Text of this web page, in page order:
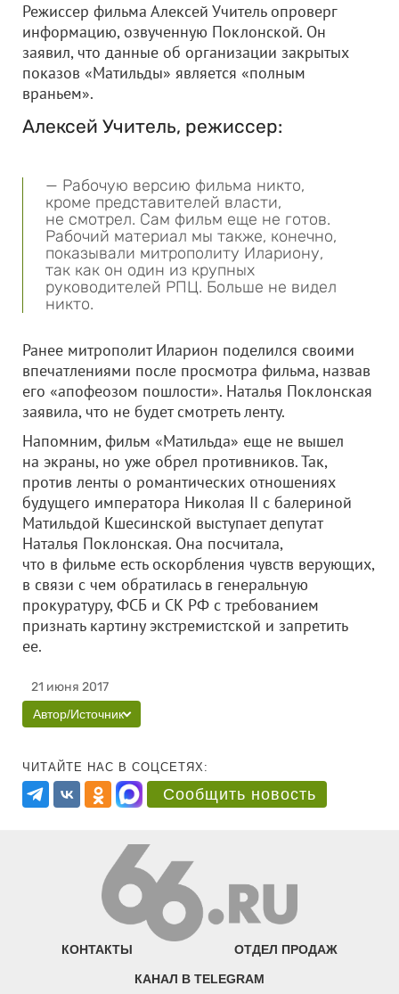
Режиссер фильма Алексей Учитель опроверг
информацию, озвученную Поклонской. Он
заявил, что данные об организации закрытых
показов «Матильды» является «полным
враньем».
Алексей Учитель, режиссер:
— Рабочую версию фильма никто,
кроме представителей власти,
не смотрел. Сам фильм еще не готов.
Рабочий материал мы также, конечно,
показывали митрополиту Илариону,
так как он один из крупных
руководителей РПЦ. Больше не видел
никто.
Ранее митрополит Иларион поделился своими
впечатлениями после просмотра фильма, назвав
его «апофеозом пошлости». Наталья Поклонская
заявила, что не будет смотреть ленту.
Напомним, фильм «Матильда» еще не вышел
на экраны, но уже обрел противников. Так,
против ленты о романтических отношениях
будущего императора Николая II с балериной
Матильдой Кшесинской выступает депутат
Наталья Поклонская. Она посчитала,
что в фильме есть оскорбления чувств верующих,
в связи с чем обратилась в генеральную
прокуратуру, ФСБ и СК РФ с требованием
признать картину экстремистской и запретить
ее.
21 июня 2017
Автор/Источник
ЧИТАЙТЕ НАС В СОЦСЕТЯХ:
Сообщить новость
КОНТАКТЫ ОТДЕЛ ПРОДАЖ
КАНАЛ В TELEGRAM